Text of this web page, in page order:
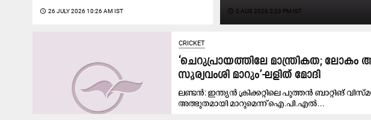
access_time 2 AUG 2026 2:23 PM IST
access_time 26 JULY 2026 10:26 AM IST
CRICKET
‘ചെറുപ്രായത്തിലേ മാന്ത്രികത;
സൂര്യവംശി മാറും’-ലളിത് മോദി
ലണ്ടൻ: ഇന്ത്യൻ ക്രിക്കറ്റിലെ പുത്തൻ ബാറ്റിങ്
അത്ഭുതമായി മാറുമെന്ന് ഐ.പി.എൽ...